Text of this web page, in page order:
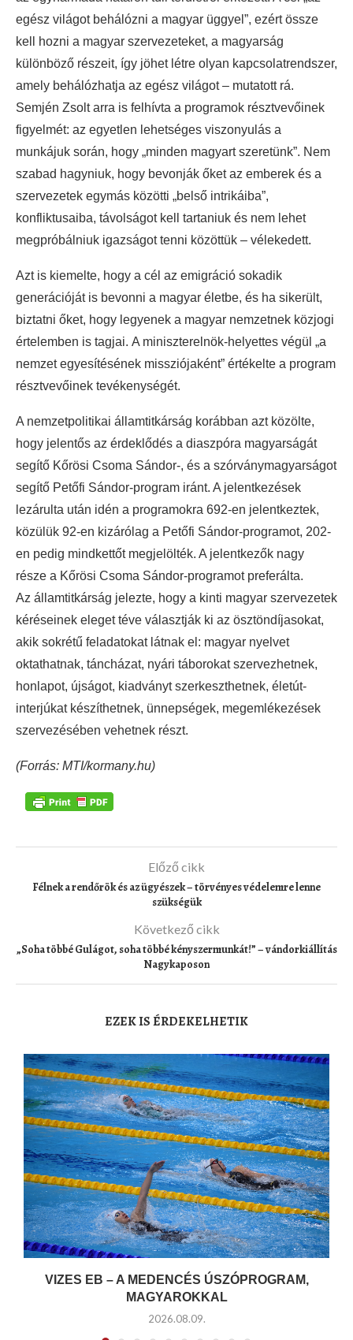
egész világot behálózni a magyar üggyel”, ezért össze
kell hozni a magyar szervezeteket, a magyarság
különböző részeit, így jöhet létre olyan kapcsolatrendszer,
amely behálózhatja az egész világot – mutatott rá.
Semjén Zsolt arra is felhívta a programok résztvevőinek
figyelmét: az egyetlen lehetséges viszonyulás a
munkájuk során, hogy „minden magyart szeretünk”. Nem
szabad hagyniuk, hogy bevonják őket az emberek és a
szervezetek egymás közötti „belső intrikáiba”,
konfliktusaiba, távolságot kell tartaniuk és nem lehet
megpróbálniuk igazságot tenni közöttük – vélekedett.
Azt is kiemelte, hogy a cél az emigráció sokadik
generációját is bevonni a magyar életbe, és ha sikerült,
biztatni őket, hogy legyenek a magyar nemzetnek közjogi
értelemben is tagjai. A miniszterelnök-helyettes végül „a
nemzet egyesítésének missziójaként” értékelte a program
résztvevőinek tevékenységét.
A nemzetpolitikai államtitkárság korábban azt közölte,
hogy jelentős az érdeklődés a diaszpóra magyarságát
segítő Kőrösi Csoma Sándor-, és a szórványmagyarságot
segítő Petőfi Sándor-program iránt. A jelentkezések
lezárulta után idén a programokra 692-en jelentkeztek,
közülük 92-en kizárólag a Petőfi Sándor-programot, 202-
en pedig mindkettőt megjelölték. A jelentkezők nagy
része a Kőrösi Csoma Sándor-programot preferálta.
Az államtitkárság jelezte, hogy a kinti magyar szervezetek
kéréseinek eleget téve választják ki az ösztöndíjasokat,
akik sokrétű feladatokat látnak el: magyar nyelvet
oktathatnak, táncházat, nyári táborokat szervezhetnek,
honlapot, újságot, kiadványt szerkeszthetnek, életút-
interjúkat készíthetnek, ünnepségek, megemlékezések
szervezésében vehetnek részt.
(Forrás: MTI/kormany.hu)
Előző cikk
Félnek a rendőrök és az ügyészek – törvényes védelemre lenne
szükségük
Következő cikk
„Soha többé Gulágot, soha többé kényszermunkát!” – vándorkiállítás
Nagykaposon
EZEK IS ÉRDEKELHETIK
VIZES EB – A MEDENCÉS ÚSZÓPROGRAM,
MAGYAROKKAL
2026.08.09.